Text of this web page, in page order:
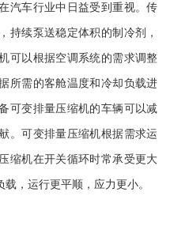
汽车行业中日益受到重视。传
持续泵送稳定体积的制冷剂，
可以根据空调系统的需求调整
所需的客舱温度和冷却负载进
可变排量压缩机的车辆可以减
。可变排量压缩机根据需求运
缩机在开关循环时常承受更大
，运行更平顺，应力更小。